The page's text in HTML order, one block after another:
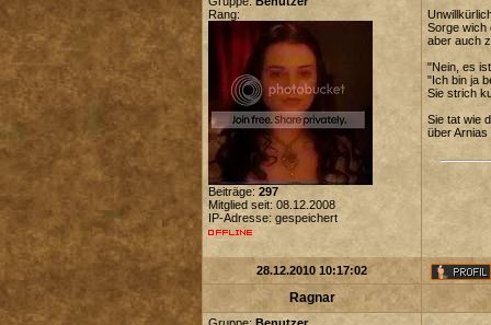
Rang:
Beiträge: 297
Mitglied seit: 08.12.2008
IP-Adresse: gespeichert
Sorge wich
aber auch
"Nein, es
"Ich bin ja
Sie strich
Sie tat wie
über
28.12.2010 10:17:02
Ragnar